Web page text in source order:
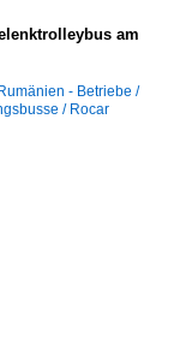
am
- Betriebe /
/ Rocar